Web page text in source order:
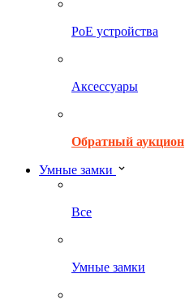
PoE устройства
Аксессуары
Обратный аукцион
Умные замки
Все
Умные замки